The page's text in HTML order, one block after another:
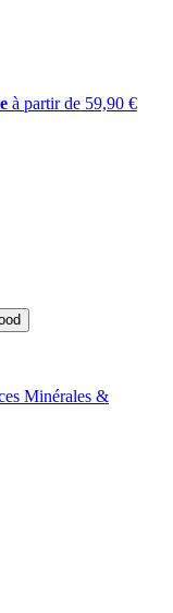
à partir de 59,90 €
Minérales &